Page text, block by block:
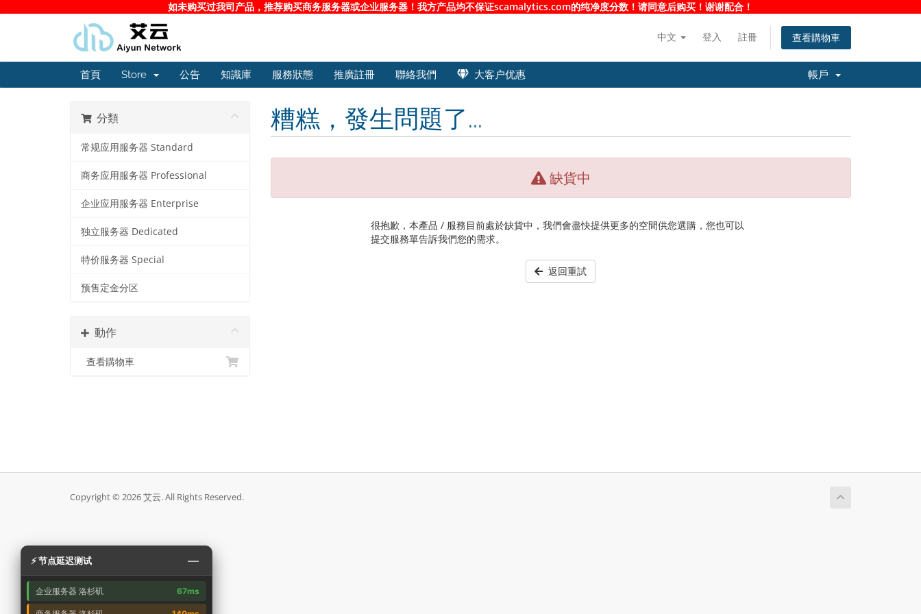
如未购买过我司产品，推荐购买商务服务器或企业服务器！我方产品均不保证scamalytics.com的纯净度分数！请同意后购买！谢谢配合！
中文 登入 註冊 查看購物車
首頁 Store 公告 知識庫 服務狀態 推廣註冊 聯絡我們 大客户优惠 帳戶
分類
常规应用服务器 Standard
商务应用服务器 Professional
企业应用服务器 Enterprise
独立服务器 Dedicated
特价服务器 Special
预售定金分区
動作
查看購物車
糟糕，發生問題了...
缺貨中
很抱歉，本產品 / 服務目前處於缺貨中，我們會盡快提供更多的空間供您選購，您也可以
提交服務單告訴我們您的需求。
返回重試
Copyright © 2026 艾云. All Rights Reserved.
⚡ 节点延迟测试 —
企业服务器 洛杉矶 67ms